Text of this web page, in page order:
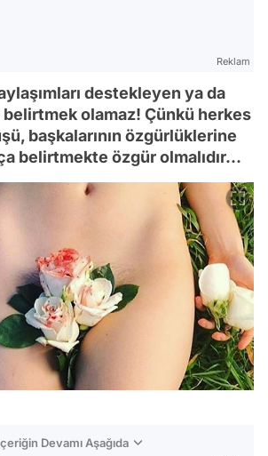
Reklam
destekleyen ya da
belirtmek olamaz! Çünkü herkes
başkalarının özgürlüklerine
belirtmekte özgür olmalıdır...
Devamı Aşağıda